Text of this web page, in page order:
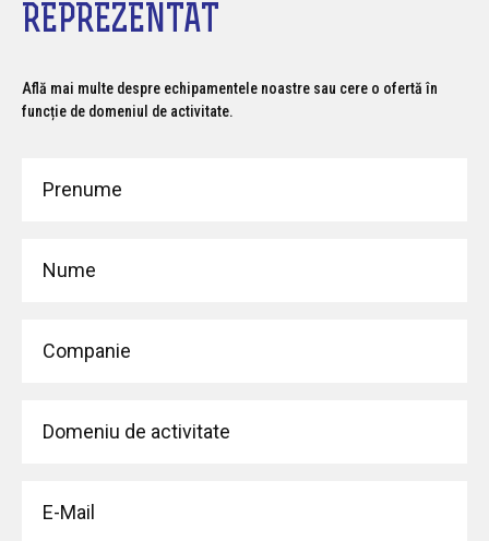
REPREZENTAT
Află mai multe despre echipamentele noastre sau cere o ofertă în
funcție de domeniul de activitate.